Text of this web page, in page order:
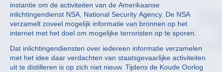
instantie om de activiteiten van de Amerikaanse
inlichtingendienst NSA, National Security Agency. De NSA
verzamelt zoveel mogelijk informatie van bronnen op het
internet met het doel om mogelijke terroristen op te sporen.
Dat inlichtingendiensten over iedereen informatie verzamelen
met het idee daar verdachten van staatsgevaarlijke activiteiten
uit te distilleren is op zich niet nieuw. Tijdens de Koude Oorlog